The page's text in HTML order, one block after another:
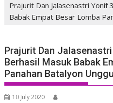
Prajurit Dan Jalasenastri Yonif
Babak Empat Besar Lomba
Prajurit Dan
Berhasil Masuk Babak
Panahan Batalyon
10 July 2020